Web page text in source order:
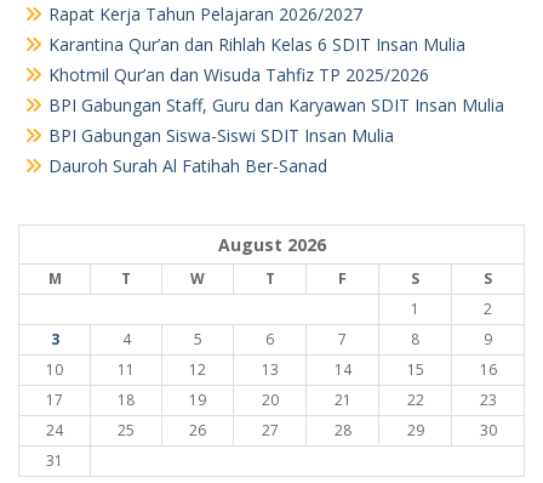
Rapat Kerja Tahun Pelajaran 2026/2027
Karantina Qur’an dan Rihlah Kelas 6 SDIT Insan Mulia
Khotmil Qur’an dan Wisuda Tahfiz TP 2025/2026
BPI Gabungan Staff, Guru dan Karyawan SDIT Insan Mulia
BPI Gabungan Siswa-Siswi SDIT Insan Mulia
Dauroh Surah Al Fatihah Ber-Sanad
August 2026
M T W T F S
S
1
2
3
4 5 6 7 8
9
10
11 12 13 14 15
16
17
18 19 20 21 22
23
24
25 26 27 28 29
30
31